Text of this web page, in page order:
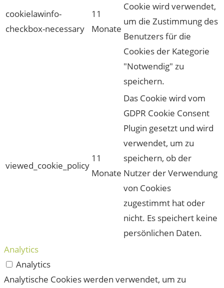
cookielawinfo-
checkbox-necessary
11
Monate
Cookie wird verwendet,
um die Zustimmung des
Benutzers für die
Cookies der Kategorie
"Notwendig" zu
speichern.
viewed_cookie_policy
11
Monate
Das Cookie wird vom
GDPR Cookie Consent
Plugin gesetzt und wird
verwendet, um zu
speichern, ob der
Nutzer der Verwendung
von Cookies
zugestimmt hat oder
nicht. Es speichert keine
persönlichen Daten.
Analytics
Analytics
Analytische Cookies werden verwendet, um zu